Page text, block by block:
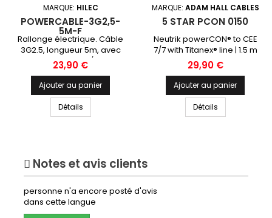
MARQUE: HILEC
POWERCABLE-3G2,5-
5M-F
Rallonge électrique. Câble
3G2.5, longueur 5m, avec
connecteurs mâle/femelle
français et une gaine
thermo transparente de
7cm
Prix
23,90 €
Ajouter au panier
Détails
MARQUE: ADAM HALL CABLES
5 STAR PCON 0150
Neutrik powerCON® to CEE
7/7 with Titanex® line | 1.5 m
Prix
29,90 €
Ajouter au panier
Détails
Notes et avis clients
personne n'a encore posté d'avis
dans cette langue